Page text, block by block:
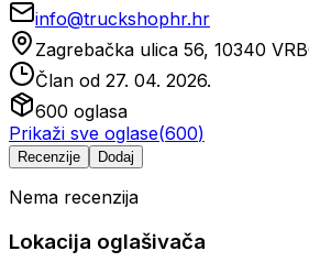
info@truckshophr.hr
Zagrebačka ulica 56, 10340
Član od 27. 04. 2026.
600 oglasa
Prikaži sve oglase(600)
Recenzije Dodaj
Nema recenzija
Lokacija oglašivača